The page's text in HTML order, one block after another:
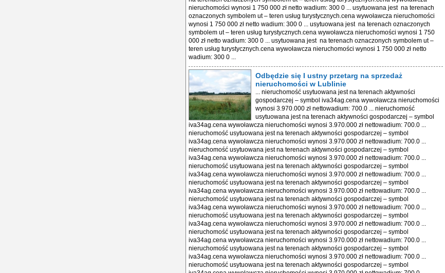
nieruchomości wynosi 1 750 000 zł netto wadium: 300 0 ... usytuowana jest na terenach
oznaczonych symbolem ut – teren usług turystycznych.cena wywoławcza nieruchomości
wynosi 1 750 000 zł netto wadium: 300 0 ... usytuowana jest na terenach oznaczonych
symbolem ut – teren usług turystycznych.cena wywoławcza nieruchomości wynosi 1 750
000 zł netto wadium: 300 0 ... usytuowana jest na terenach oznaczonych symbolem ut –
teren usług turystycznych.cena wywoławcza nieruchomości wynosi 1 750 000 zł netto
wadium: 300 0 ...
Odbędzie się I ustny przetarg na sprzedaż
nieruchomości w Lublinie
... nieruchomość usytuowana jest na terenach aktywności
gospodarczej – symbol iva34ag.cena wywoławcza nieruchomości
wynosi 3.970.000 zł nettowadium: 700.0 ... nieruchomość
usytuowana jest na terenach aktywności gospodarczej – symbol
iva34ag.cena wywoławcza nieruchomości wynosi 3.970.000 zł nettowadium: 700.0 ...
nieruchomość usytuowana jest na terenach aktywności gospodarczej – symbol
iva34ag.cena wywoławcza nieruchomości wynosi 3.970.000 zł nettowadium: 700.0 ...
nieruchomość usytuowana jest na terenach aktywności gospodarczej – symbol
iva34ag.cena wywoławcza nieruchomości wynosi 3.970.000 zł nettowadium: 700.0 ...
nieruchomość usytuowana jest na terenach aktywności gospodarczej – symbol
iva34ag.cena wywoławcza nieruchomości wynosi 3.970.000 zł nettowadium: 700.0 ...
nieruchomość usytuowana jest na terenach aktywności gospodarczej – symbol
iva34ag.cena wywoławcza nieruchomości wynosi 3.970.000 zł nettowadium: 700.0 ...
nieruchomość usytuowana jest na terenach aktywności gospodarczej – symbol
iva34ag.cena wywoławcza nieruchomości wynosi 3.970.000 zł nettowadium: 700.0 ...
nieruchomość usytuowana jest na terenach aktywności gospodarczej – symbol
iva34ag.cena wywoławcza nieruchomości wynosi 3.970.000 zł nettowadium: 700.0 ...
nieruchomość usytuowana jest na terenach aktywności gospodarczej – symbol
iva34ag.cena wywoławcza nieruchomości wynosi 3.970.000 zł nettowadium: 700.0 ...
nieruchomość usytuowana jest na terenach aktywności gospodarczej – symbol
iva34ag.cena wywoławcza nieruchomości wynosi 3.970.000 zł nettowadium: 700.0 ...
nieruchomość usytuowana jest na terenach aktywności gospodarczej – symbol